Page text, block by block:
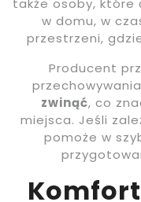
także osoby, które
w domu, w
przestrzeni,
Producent
zwinąć, co
miejsca. Jeśli
pomoże w